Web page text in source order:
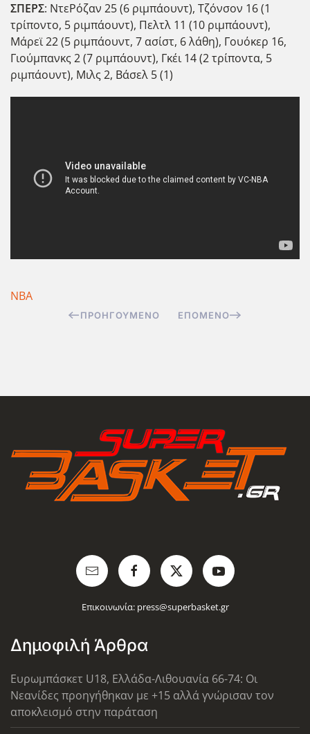
ΣΠΕΡΣ: ΝτεΡόζαν 25 (6 ριμπάουντ), Τζόνσον 16 (1
τρίποντο, 5 ριμπάουντ), Πελτλ 11 (10 ριμπάουντ),
Μάρεϊ 22 (5 ριμπάουντ, 7 ασίστ, 6 λάθη), Γουόκερ 16,
Γιούμπανκς 2 (7 ριμπάουντ), Γκέι 14 (2 τρίποντα, 5
ριμπάουντ), Μιλς 2, Βάσελ 5 (1)
ΝΒΑ
ΠΡΟΗΓΟΎΜΕΝΟ ΕΠΌΜΕΝΟ
Επικοινωνία: press@superbasket.gr
Δημοφιλή Άρθρα
Ευρωμπάσκετ U18, Ελλάδα-Λιθουανία 66-74: Οι
Νεανίδες προηγήθηκαν με +15 αλλά γνώρισαν τον
αποκλεισμό στην παράταση